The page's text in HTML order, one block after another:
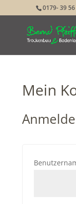
0179- 39
Mein